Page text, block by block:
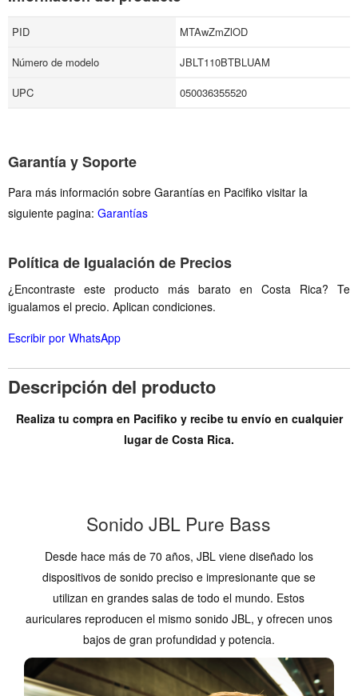
PID
MTAwZmZlOD
Número de modelo
JBLT110BTBLUAM
UPC
050036355520
Garantía y Soporte
Para más información sobre Garantías en Pacifiko visitar la
siguiente pagina: Garantías
Política de Igualación de Precios
¿Encontraste este producto más barato en Costa Rica? Te
igualamos el precio. Aplican condiciones.
Escribir por WhatsApp
Descripción del producto
Realiza tu compra en Pacifiko y recibe tu envío en cualquier
lugar de Costa Rica.
Sonido JBL Pure Bass
Desde hace más de 70 años, JBL viene diseñado los
dispositivos de sonido preciso e impresionante que se
utilizan en grandes salas de todo el mundo. Estos
auriculares reproducen el mismo sonido JBL, y ofrecen unos
bajos de gran profundidad y potencia.